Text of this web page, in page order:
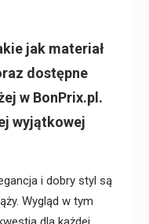
jak materiał
dostępne
w BonPrix.pl.
wyjątkowej
i dobry styl są
Wygląd w tym